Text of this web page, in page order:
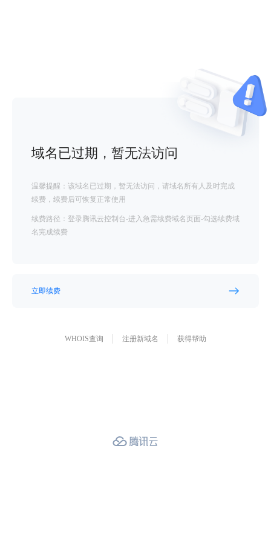
域名已过期，暂无法访问
温馨提醒：该域名已过期，暂无法访问，请域名所有人及时完成
续费，续费后可恢复正常使用
续费路径：登录腾讯云控制台-进入急需续费域名页面-勾选续费域
名完成续费
立即续费
WHOIS查询 注册新域名 获得帮助